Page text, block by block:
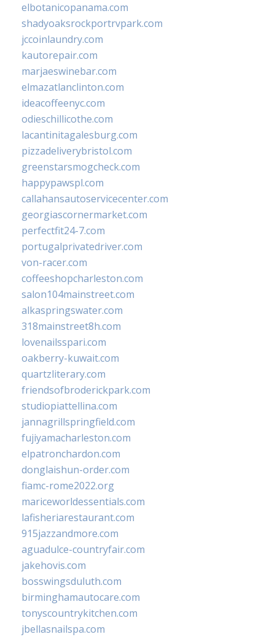
elbotanicopanama.com
shadyoaksrockportrvpark.com
jccoinlaundry.com
kautorepair.com
marjaeswinebar.com
elmazatlanclinton.com
ideacoffeenyc.com
odieschillicothe.com
lacantinitagalesburg.com
pizzadeliverybristol.com
greenstarsmogcheck.com
happypawspl.com
callahansautoservicecenter.com
georgiascornermarket.com
perfectfit24-7.com
portugalprivatedriver.com
von-racer.com
coffeeshopcharleston.com
salon104mainstreet.com
alkaspringswater.com
318mainstreet8h.com
lovenailsspari.com
oakberry-kuwait.com
quartzliterary.com
friendsofbroderickpark.com
studiopiattellina.com
jannagrillspringfield.com
fujiyamacharleston.com
elpatronchardon.com
donglaishun-order.com
fiamc-rome2022.org
mariceworldessentials.com
lafisheriarestaurant.com
915jazzandmore.com
aguadulce-countryfair.com
jakehovis.com
bosswingsduluth.com
birminghamautocare.com
tonyscountrykitchen.com
jbellasnailspa.com